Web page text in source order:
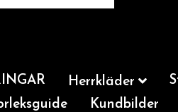
Herrkläder
Kundbilder